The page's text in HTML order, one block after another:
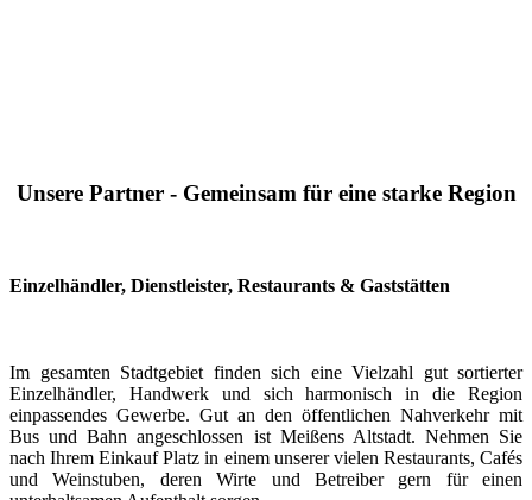
Unsere Partner - Gemeinsam für eine starke Region
Einzelhändler, Dienstleister, Restaurants & Gaststätten
Im gesamten Stadtgebiet finden sich eine Vielzahl gut sortierter
Einzelhändler, Handwerk und sich harmonisch in die Region
einpassendes Gewerbe. Gut an den öffentlichen Nahverkehr mit
Bus und Bahn angeschlossen ist Meißens Altstadt. Nehmen Sie
nach Ihrem Einkauf Platz in einem unserer vielen Restaurants, Cafés
und Weinstuben, deren Wirte und Betreiber gern für einen